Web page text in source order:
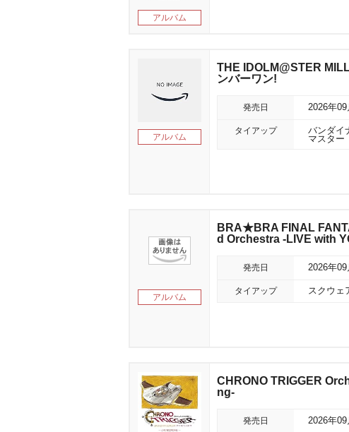
アルバム
アルバム
THE IDOLM@STER
ンバーワン!
発売日 2026年09
タイアップ
バンダイ
マスター
アルバム
BRA★BRA FINAL
d Orchestra -LIVE with
発売日 2026年09
タイアップ スクウェ
CHRONO TRIGGER
ng-
発売日 2026年09